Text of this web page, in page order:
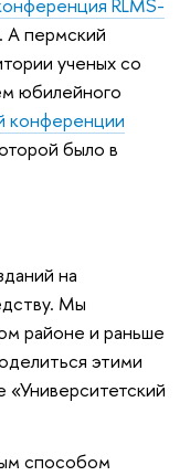
RLMS-
А пермский
ученых со
юбилейного
конференции
было в
на
Мы
районе и раньше
этими
способом